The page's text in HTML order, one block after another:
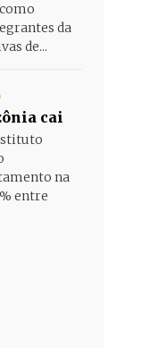
da
de...
cai
na
entre